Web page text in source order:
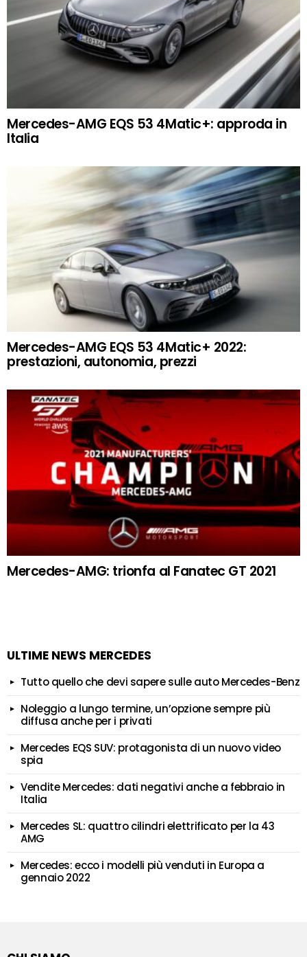
Mercedes-AMG EQS 53 4Matic+: approda in
Italia
Mercedes-AMG EQS 53 4Matic+ 2022:
prestazioni, autonomia, prezzi
Mercedes-AMG: trionfa al Fanatec GT 2021
ULTIME NEWS MERCEDES
Tutto quello che devi sapere sulle auto Mercedes-Benz
Noleggio a lungo termine, un’opzione sempre più
diffusa anche per i privati
Mercedes EQS SUV: protagonista di un nuovo video
spia
Vendite Mercedes: dati negativi anche a febbraio in
Italia
Mercedes SL: quattro cilindri elettrificato per la 43
AMG
Mercedes: ecco i modelli più venduti in Europa a
gennaio 2022